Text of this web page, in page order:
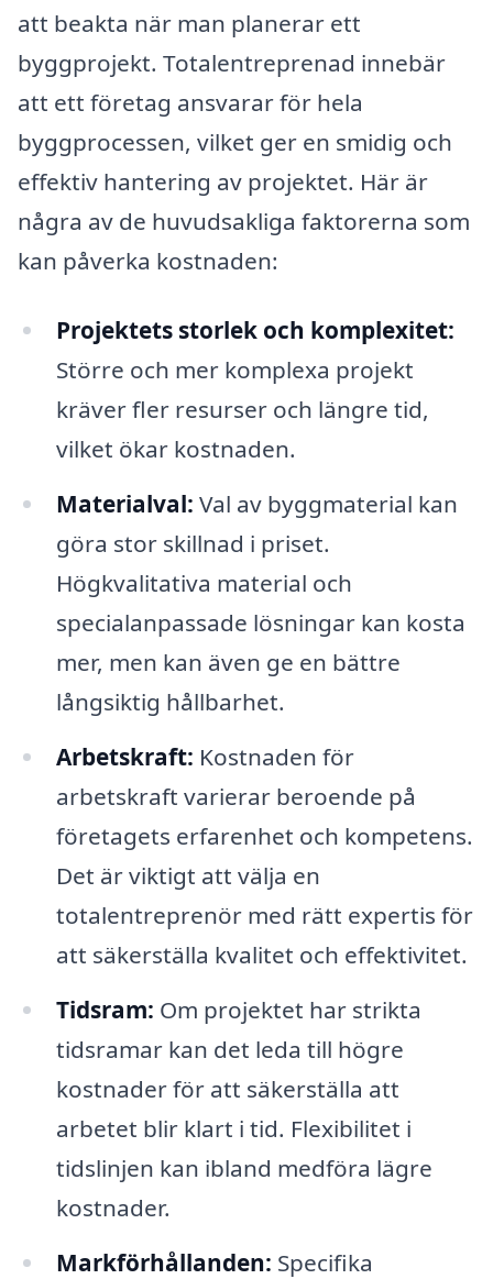
att beakta när man planerar ett
byggprojekt. Totalentreprenad innebär
att ett företag ansvarar för hela
byggprocessen, vilket ger en smidig och
effektiv hantering av projektet. Här är
några av de huvudsakliga faktorerna som
kan påverka kostnaden:
Projektets storlek och komplexitet:
Större och mer komplexa projekt
kräver fler resurser och längre tid,
vilket ökar kostnaden.
Materialval: Val av byggmaterial kan
göra stor skillnad i priset.
Högkvalitativa material och
specialanpassade lösningar kan kosta
mer, men kan även ge en bättre
långsiktig hållbarhet.
Arbetskraft: Kostnaden för
arbetskraft varierar beroende på
företagets erfarenhet och kompetens.
Det är viktigt att välja en
totalentreprenör med rätt expertis för
att säkerställa kvalitet och effektivitet.
Tidsram: Om projektet har strikta
tidsramar kan det leda till högre
kostnader för att säkerställa att
arbetet blir klart i tid. Flexibilitet i
tidslinjen kan ibland medföra lägre
kostnader.
Markförhållanden: Specifika